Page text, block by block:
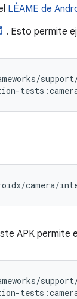
LÉAME de
. Esto permite
/support
-tests :
/camera/
APK permite
/support
-tests :